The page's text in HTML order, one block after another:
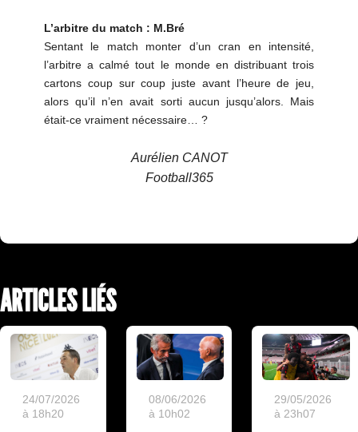
L’arbitre du match : M.Bré
Sentant le match monter d’un cran en intensité,
l’arbitre a calmé tout le monde en distribuant trois
cartons coup sur coup juste avant l’heure de jeu,
alors qu’il n’en avait sorti aucun jusqu’alors. Mais
était-ce vraiment nécessaire… ?
Aurélien CANOT
Football365
ARTICLES LIÉS
24/07/2026
à 18h20
08/06/2026
à 10h02
29/05/2026
à 23h07